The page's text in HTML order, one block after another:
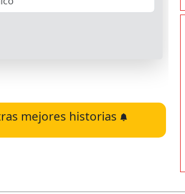
mejores historias